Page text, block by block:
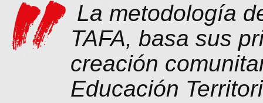
La metodología
TAFA, basa sus
creación
Educación